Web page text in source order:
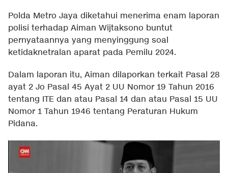
Polda Metro Jaya diketahui menerima enam laporan
polisi terhadap Aiman Wijtaksono buntut
pernyataannya yang menyinggung soal
ketidaknetralan aparat pada Pemilu 2024.
Dalam laporan itu, Aiman dilaporkan terkait Pasal 28
ayat 2 Jo Pasal 45 Ayat 2 UU Nomor 19 Tahun 2016
tentang ITE dan atau Pasal 14 dan atau Pasal 15 UU
Nomor 1 Tahun 1946 tentang Peraturan Hukum
Pidana.